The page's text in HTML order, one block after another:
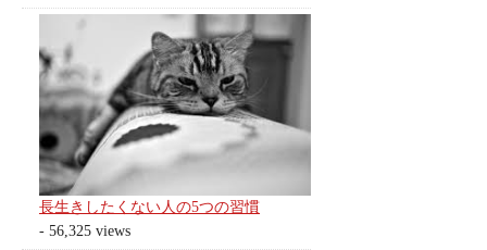
長生きしたくない人の5つの習慣
- 56,325 views